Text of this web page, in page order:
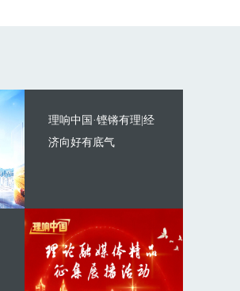
理响中国·铿锵有理|经
济向好有底气